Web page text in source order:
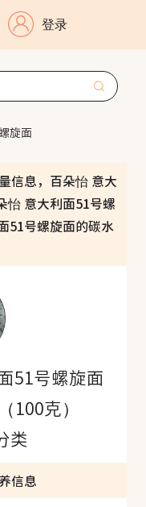
登录
旋面
信息，百朵怡 意大
怡 意大利面51号螺
51号螺旋面的碳水
51号螺旋面
100克）
类
信息